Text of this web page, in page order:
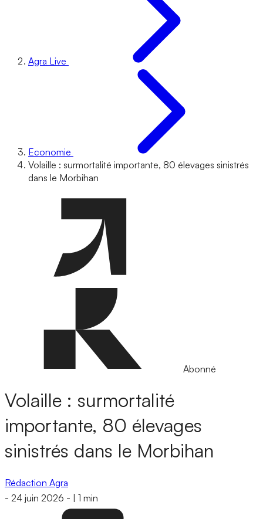
Agra Live
Economie
Volaille : surmortalité importante, 80 élevages sinistrés
dans le Morbihan
Abonné
Volaille : surmortalité
importante, 80 élevages
sinistrés dans le Morbihan
Rédaction Agra
- 24 juin 2026 - 1 min